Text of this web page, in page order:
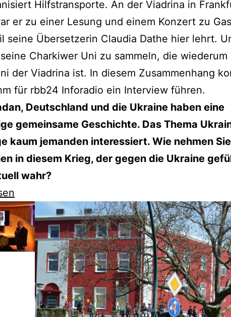
Hilfstransporte. An der Viadrina in
er zu einer Lesung und einem Konzert zu
seine Übersetzerin Claudia Dathe hier lehrt.
Charkiwer Uni zu sammeln, die wiederum
der Viadrina ist. In diesem Zusammenhang
für rbb24 Inforadio ein Interview führen.
Deutschland und die Ukraine haben eine
gemeinsame Geschichte. Das Thema
kaum jemanden interessiert. Wie nehmen
in diesem Krieg, der gegen die Ukraine
wahr?